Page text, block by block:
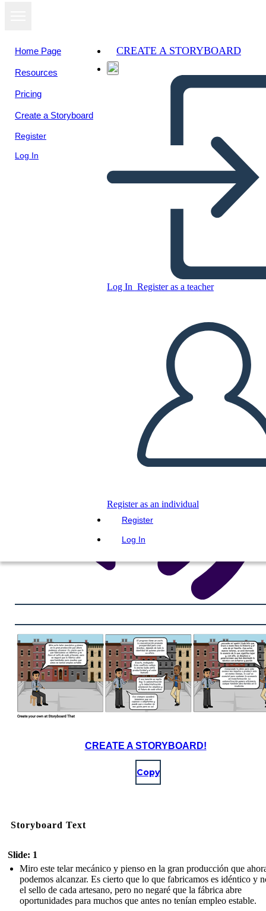
Home Page
Resources
Pricing
Create a Storyboard
Register
Log In
CREATE A STORYBOARD
Log In Register as a teacher
Register as an individual
Register
Log In
Copy this Storyboard
PLAY SLIDESHOW
READ TO ME
View as
slideshow
CREATE A STORYBOARD!
Copy
Storyboard Text
Slide: 1
Miro este telar mecánico y pienso en la gran producción que
podemos alcanzar. Es cierto que lo que fabricamos es idéntico y
el sello de cada artesano, pero no negaré que la fábrica abre
oportunidades para muchos que antes no tenían empleo estable.